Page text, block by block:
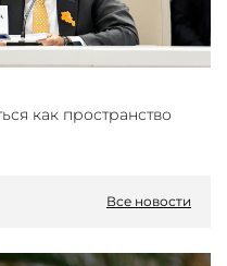
как пространство
Все новости